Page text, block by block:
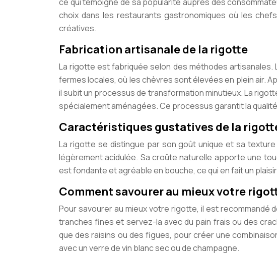
choix dans les restaurants gastronomiques où les
créatives.
Fabrication artisanale de la rigotte
La rigotte est fabriquée selon des méthodes
fermes locales, où les chèvres sont élevées en plein air.
il subit un processus de transformation minutieux. La
spécialement aménagées. Ce processus garantit la
Caractéristiques gustatives de la
La rigotte se distingue par son goût unique et sa
légèrement acidulée. Sa croûte naturelle apporte une
est fondante et agréable en bouche, ce qui en fait un
Comment savourer au mieux votre
Pour savourer au mieux votre rigotte, il est recommandé
tranches fines et servez-la avec du pain frais ou des
que des raisins ou des figues, pour créer une
avec un verre de vin blanc sec ou de champagne.